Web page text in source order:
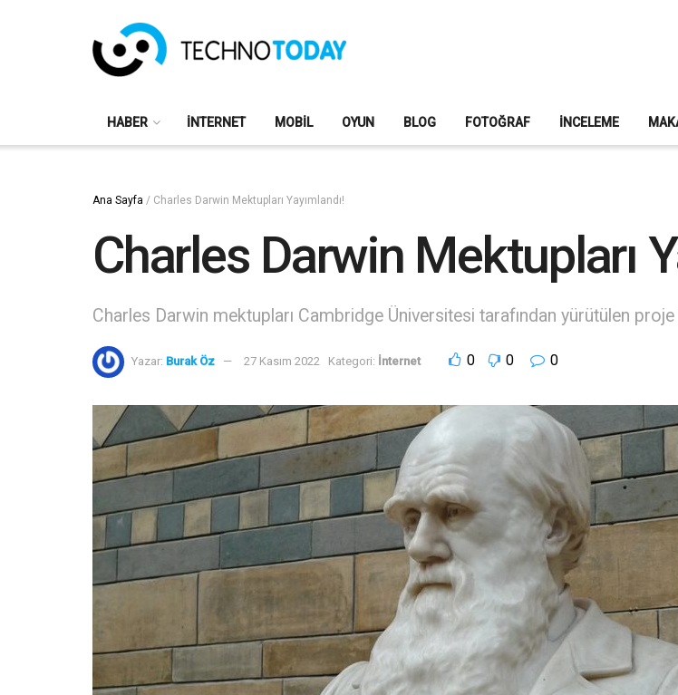
HABER İNTERNET MOBIL OYUN BLOG FOTOĞRAF İNCELEME
Ana Sayfa / Charles Darwin Mektupları Yayımlandı!
Charles Darwin Mektupları
Charles Darwin mektupları Cambridge Üniversitesi tarafından yürütülen
Yazar: Burak Öz 27 Kasım 2022 Kategori: İnternet 0 0 0